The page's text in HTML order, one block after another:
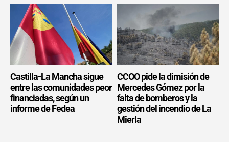
Castilla-La Mancha sigue
entre las comunidades peor
financiadas, según un
informe de Fedea
CCOO pide la dimisión de
Mercedes Gómez por la
falta de bomberos y la
gestión del incendio de La
Mierla